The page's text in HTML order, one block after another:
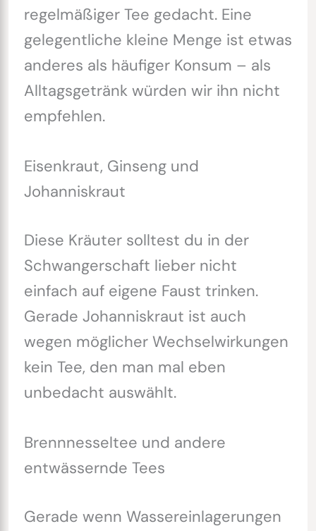
regelmäßiger Tee gedacht. Eine
gelegentliche kleine Menge ist etwas
anderes als häufiger Konsum – als
Alltagsgetränk würden wir ihn nicht
empfehlen.
Eisenkraut, Ginseng und
Johanniskraut
Diese Kräuter solltest du in der
Schwangerschaft lieber nicht
einfach auf eigene Faust trinken.
Gerade Johanniskraut ist auch
wegen möglicher Wechselwirkungen
kein Tee, den man mal eben
unbedacht auswählt.
Brennnesseltee und andere
entwässernde Tees
Gerade wenn Wassereinlagerungen